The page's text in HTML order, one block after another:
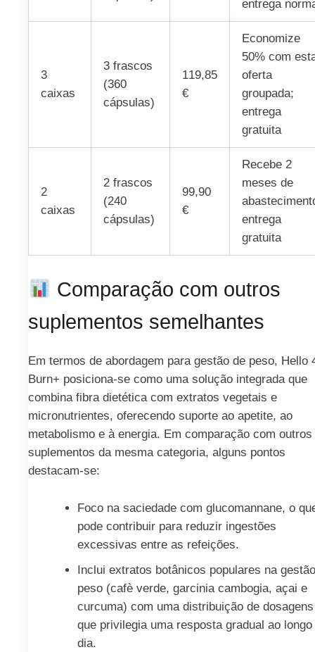
entrega
3
caixas
3 frascos
(360
cápsulas)
119,85
€
Economize
50% com
oferta
groupada;
entrega
gratuita
2
caixas
2 frascos
(240
cápsulas)
99,90
€
Recebe 2
meses de
entrega
gratuita
Comparação com outros
suplementos semelhantes
Em termos de abordagem para gestão de peso, Hello
Burn+ posiciona-se como uma solução integrada que
combina fibra dietética com extratos vegetais e
micronutrientes, oferecendo suporte ao apetite, ao
metabolismo e à energia. Em comparação com outros
suplementos da mesma categoria, alguns pontos
destacam-se:
Foco na saciedade com glucomannane, o
pode contribuir para reduzir ingestões
excessivas entre as refeições.
Inclui extratos botânicos populares na
peso (cafè verde, garcinia cambogia, açai e
curcuma) com uma distribuição de dosagens
que privilegia uma resposta gradual ao longo
dia.